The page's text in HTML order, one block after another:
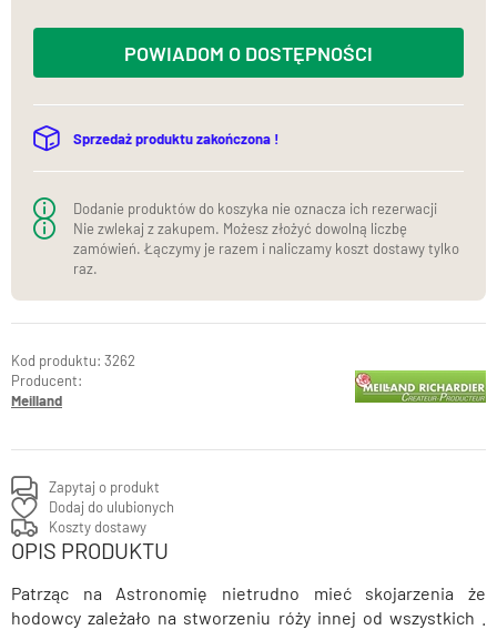
3262
Producent:
Meilland
Zapytaj o produkt
Dodaj do ulubionych
Koszty dostawy
OPIS PRODUKTU
Patrząc na Astronomię nietrudno mieć skojarzenia że
hodowcy zależało na stworzeniu róży innej od wszystkich .
POWIADOM O DOSTĘPNOŚCI
Sprzedaż produktu zakończona !
Dodanie produktów do koszyka nie oznacza ich rezerwacji
Nie zwlekaj z zakupem. Możesz złożyć dowolną liczbę
zamówień. Łączymy je razem i naliczamy koszt dostawy tylko
raz.